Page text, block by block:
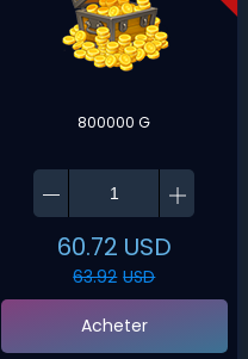
Blackwater Raiders-Horde
Blade's Edge-Horde
Bladefist-Horde
Blood Furnace-Horde
Bloodhoof-Horde
800000 G
60.72 USD
63.92 USD
Acheter